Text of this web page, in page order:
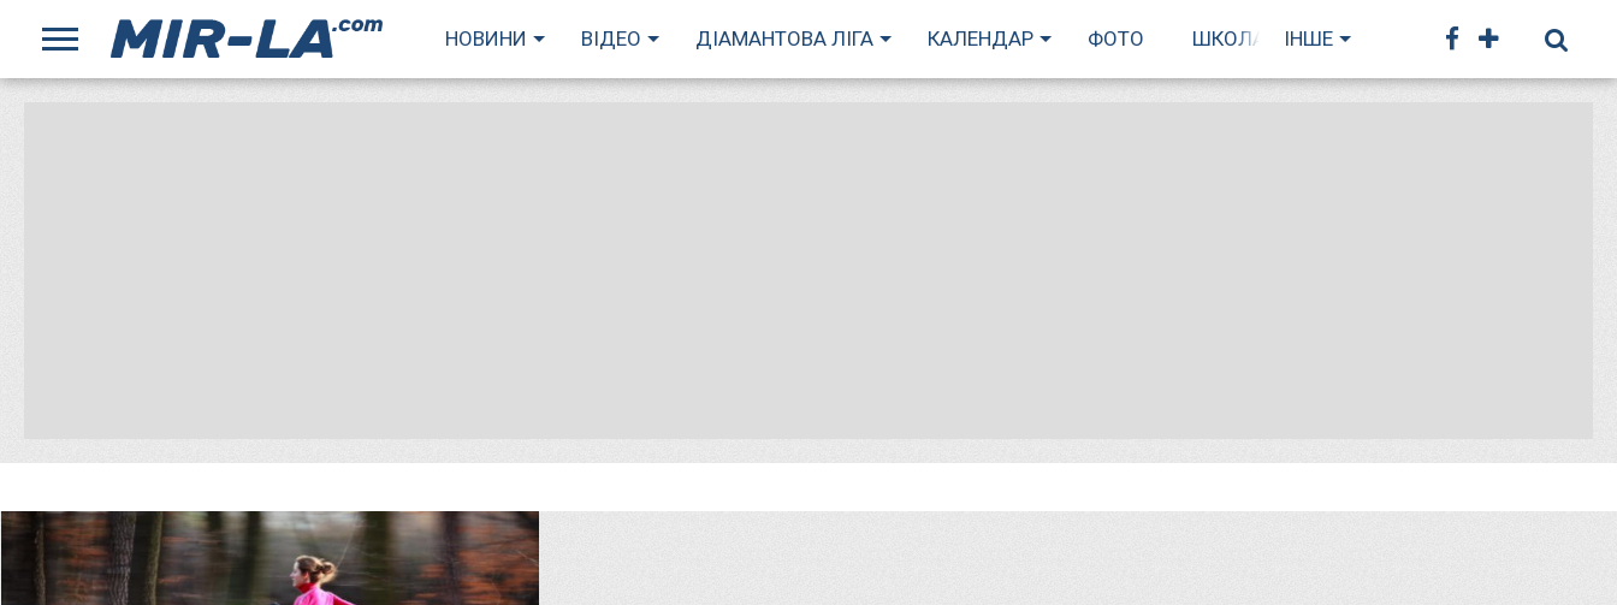
НОВИНИ ВІДЕО ДІАМАНТОВА ЛІГА КАЛЕНДАР ФОТО ШКОЛА БІГУ
ІНШЕ